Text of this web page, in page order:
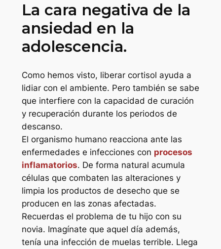
La cara negativa de la
ansiedad en la
adolescencia.
Como hemos visto, liberar cortisol ayuda a
lidiar con el ambiente. Pero también se sabe
que interfiere con la capacidad de curación
y recuperación durante los periodos de
descanso.
El organismo humano reacciona ante las
enfermedades e infecciones con procesos
inflamatorios. De forma natural acumula
células que combaten las alteraciones y
limpia los productos de desecho que se
producen en las zonas afectadas.
Recuerdas el problema de tu hijo con su
novia. Imagínate que aquel día además,
tenía una infección de muelas terrible. Llega